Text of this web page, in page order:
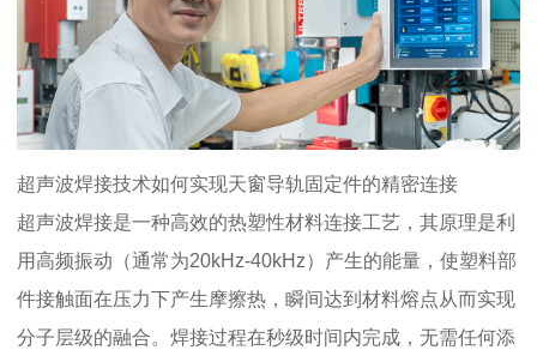
超声波焊接技术如何实现天窗导轨固定件的精密连接
超声波焊接是一种高效的热塑性材料连接工艺，其原理是利
用高频振动（通常为20kHz-40kHz）产生的能量，使塑料部
件接触面在压力下产生摩擦热，瞬间达到材料熔点从而实现
分子层级的融合。焊接过程在秒级时间内完成，无需任何添